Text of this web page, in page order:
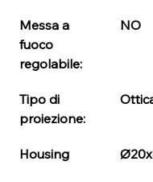
Messa a
fuoco
regolabile:
NO
Tipo di
proiezione:
Housing